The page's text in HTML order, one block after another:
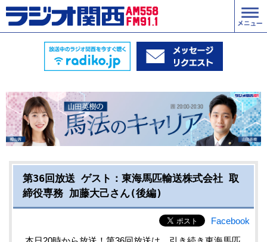
第36回放送 ゲスト：東海馬匹輸送株式会社 取
締役専務 加藤大己さん(後編)
Facebook